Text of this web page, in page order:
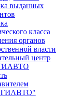
выданных
класса
органов
власти
центр